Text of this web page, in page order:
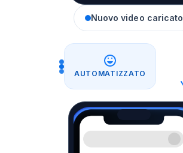
Nuovo video caricato
AUTOMATIZZATO